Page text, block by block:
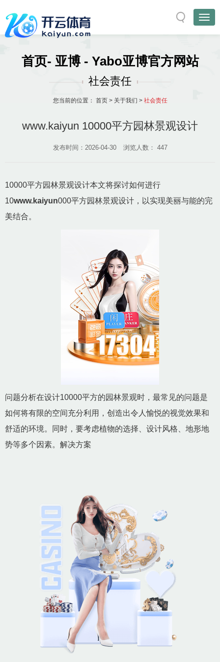
首页- 亚博 - Yabo亚博官方网站
社会责任
您当前的位置： 首页> 关于我们 > 社会责任
www.kaiyun 10000平方园林景观设计
发布时间：2026-04-30 浏览人数： 447
10000平方园林景观设计本文将探讨如何进行
10www.kaiyun000平方园林景观设计，以实现美丽与能的完
美结合。
问题分析在设计10000平方的园林景观时，最常见的问题是
如何将有限的空间充分利用，创造出令人愉悦的视觉效果和
舒适的环境。同时，要考虑植物的选择、设计风格、地形地
势等多个因素。解决方案